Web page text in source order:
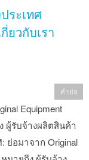
ระเทศ
กี่ยวกับเรา
Equipment
ผู้รับจ้างผลิตสินค้า
ย่อมาจาก Original
คำย่อ